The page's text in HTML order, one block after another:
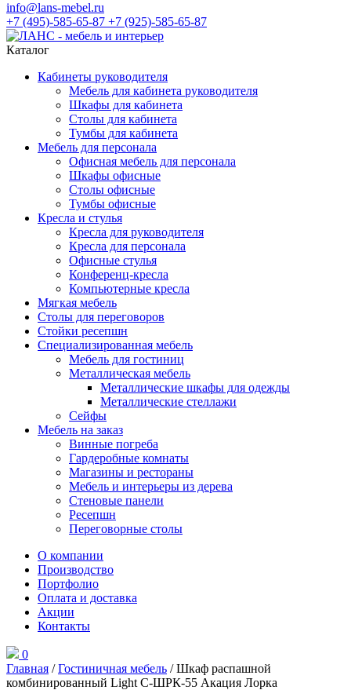
info@lans-mebel.ru
+7 (495)-585-65-87 +7 (925)-585-65-87
Каталог
Кабинеты руководителя
Мебель для кабинета руководителя
Шкафы для кабинета
Столы для кабинета
Тумбы для кабинета
Мебель для персонала
Офисная мебель для персонала
Шкафы офисные
Столы офисные
Тумбы офисные
Кресла и стулья
Кресла для руководителя
Кресла для персонала
Офисные стулья
Конференц-кресла
Компьютерные кресла
Мягкая мебель
Столы для переговоров
Стойки ресепшн
Специализированная мебель
Мебель для гостиниц
Металлическая мебель
Металлические шкафы для одежды
Металлические стеллажи
Сейфы
Мебель на заказ
Винные погреба
Гардеробные комнаты
Магазины и рестораны
Мебель и интерьеры из дерева
Стеновые панели
Ресепшн
Переговорные столы
О компании
Производство
Портфолио
Оплата и доставка
Акции
Контакты
0
Главная /Гостиничная мебель / Шкаф распашной
комбинированный Light С-ШРК-55 Акация Лорка